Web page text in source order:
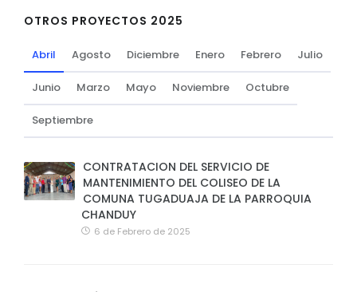
OTROS PROYECTOS 2025
Abril Agosto Diciembre Enero Febrero Julio
Junio Marzo Mayo Noviembre Octubre
Septiembre
CONTRATACION DEL SERVICIO DE
MANTENIMIENTO DEL COLISEO DE LA
COMUNA TUGADUAJA DE LA PARROQUIA
CHANDUY
6 de Febrero de 2025